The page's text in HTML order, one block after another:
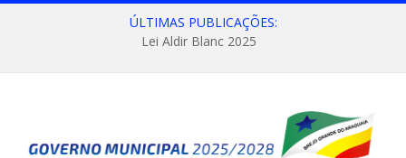
ÚLTIMAS PUBLICAÇÕES:
Lei Aldir Blanc 2025